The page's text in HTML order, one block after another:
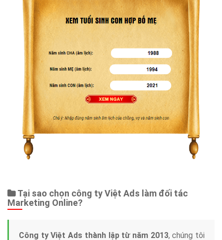
Tại sao chọn công ty Việt Ads làm đối tác
Marketing Online?
Công ty Việt Ads thành lập từ năm 2013, chúng tôi